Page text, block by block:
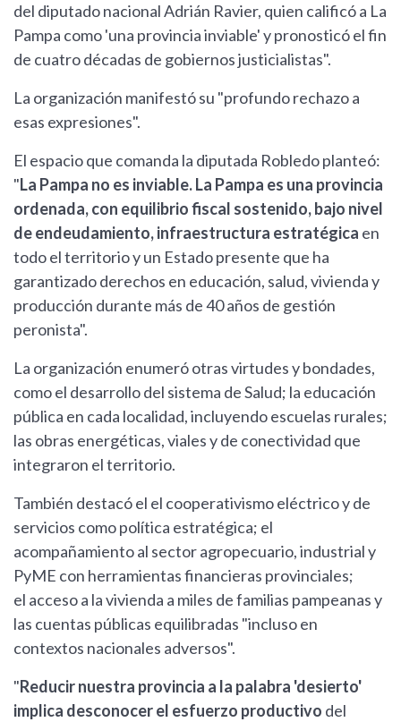
del diputado nacional Adrián Ravier, quien calificó a La
Pampa como 'una provincia inviable' y pronosticó el fin
de cuatro décadas de gobiernos justicialistas".
La organización manifestó su "profundo rechazo a
esas expresiones".
El espacio que comanda la diputada Robledo planteó:
"La Pampa no es inviable. La Pampa es una provincia
ordenada, con equilibrio fiscal sostenido, bajo nivel
de endeudamiento, infraestructura estratégica en
todo el territorio y un Estado presente que ha
garantizado derechos en educación, salud, vivienda y
producción durante más de 40 años de gestión
peronista".
La organización enumeró otras virtudes y bondades,
como el desarrollo del sistema de Salud; la educación
pública en cada localidad, incluyendo escuelas rurales;
las obras energéticas, viales y de conectividad que
integraron el territorio.
También destacó el el cooperativismo eléctrico y de
servicios como política estratégica; el
acompañamiento al sector agropecuario, industrial y
PyME con herramientas financieras provinciales;
el acceso a la vivienda a miles de familias pampeanas y
las cuentas públicas equilibradas "incluso en
contextos nacionales adversos".
"Reducir nuestra provincia a la palabra 'desierto'
implica desconocer el esfuerzo productivo del